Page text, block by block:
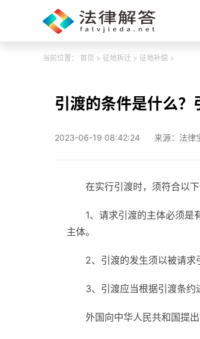
当前位置： 首页 > 征地拆迁 > 征地补偿 >
引渡的条件是什么
2023-06-19 08:42:24 来源：法律
在实行引渡时，须符合以下
1、请求引渡的主体必须是
主体。
2、引渡的发生须以被请求
3、引渡应当根据引渡条约
外国向中华人民共和国提